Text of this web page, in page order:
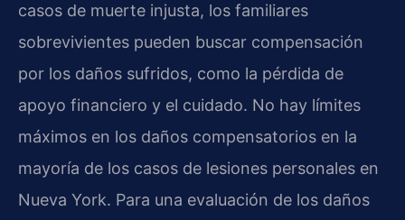
casos de muerte injusta, los familiares
sobrevivientes pueden buscar compensación
por los daños sufridos, como la pérdida de
apoyo financiero y el cuidado. No hay límites
máximos en los daños compensatorios en la
mayoría de los casos de lesiones personales en
Nueva York. Para una evaluación de los daños